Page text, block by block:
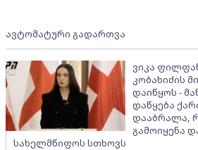
ავტომატური გადართვა
ვიკა
კობახიძის
დაიწყოს -
დაწყება
დააბრალა,
გამოიყენა
სახელმწიფოს სთხოვს